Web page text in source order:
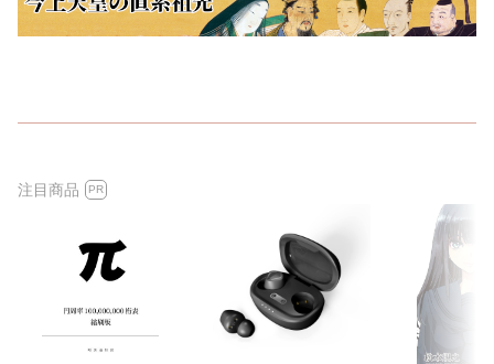
注目商品 PR